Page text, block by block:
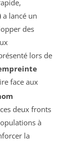
a lancé un
des
lors de
face aux
deux fronts
à
la